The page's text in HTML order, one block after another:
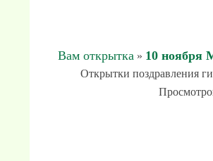
Вам открытка » 10 ноября
Открытки поздравления